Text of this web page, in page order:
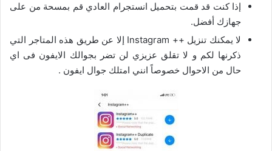
إذا كنت قد قمت بتحميل انستجرام العادي قم بمسحة من على
جهازك أفضل.
لا يمكنك تنزيل ++ Instagram إلا عن طريق هذه المتاجر التي
ذكرنها لكم و لا تقلق عزيزي لن تضر بجوالك الايفون فى اي
حال من الاحوال خصوصاً انني امتلك جوال ايفون .